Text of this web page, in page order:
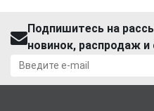
Подпишитесь на
новинок, распродаж и